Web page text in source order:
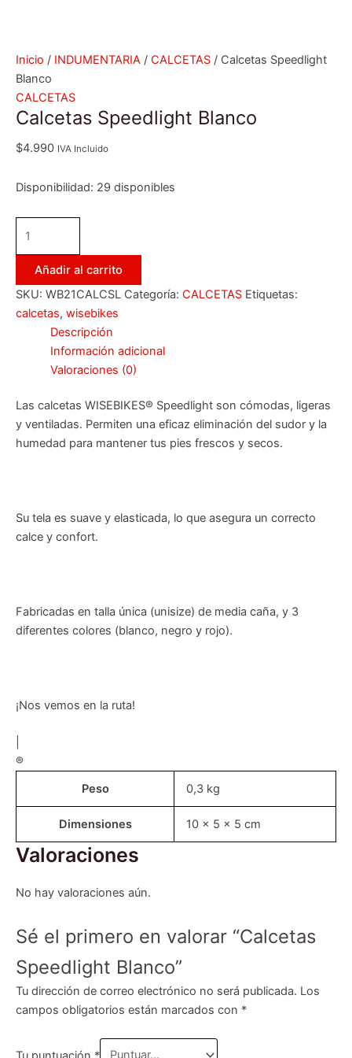
Inicio / INDUMENTARIA / CALCETAS / Calcetas Speedlight
Blanco
CALCETAS
Calcetas Speedlight Blanco
$4.990 IVA Incluido
Disponibilidad: 29 disponibles
Añadir al carrito
SKU: WB21CALCSL Categoría: CALCETAS Etiquetas:
calcetas, wisebikes
Descripción
Información adicional
Valoraciones (0)
Las calcetas WISEBIKES® Speedlight son cómodas, ligeras
y ventiladas. Permiten una eficaz eliminación del sudor y la
humedad para mantener tus pies frescos y secos.
Su tela es suave y elasticada, lo que asegura un correcto
calce y confort.
Fabricadas en talla única (unisize) de media caña, y 3
diferentes colores (blanco, negro y rojo).
¡Nos vemos en la ruta!
®
Peso
0,3 kg
Dimensiones 10 × 5 × 5 cm
Valoraciones
No hay valoraciones aún.
Sé el primero en valorar “Calcetas
Speedlight Blanco”
Tu dirección de correo electrónico no será publicada. Los
campos obligatorios están marcados con *
Tu puntuación *